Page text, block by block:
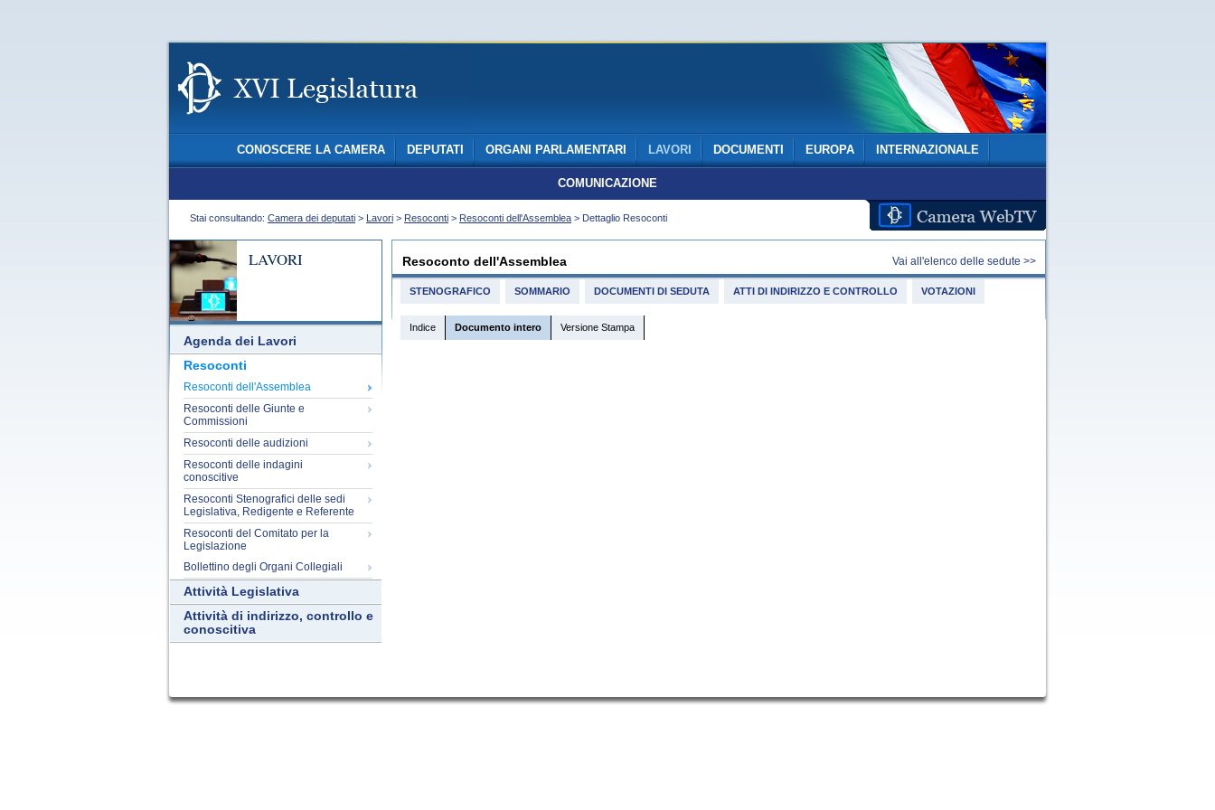
CONOSCERE LA CAMERA DEPUTATI ORGANI PARLAMENTARI LAVORI DOCUMENTI EUROPA INTERNAZIONALE
COMUNICAZIONE
Stai consultando: Camera dei deputati > Lavori > Resoconti > Resoconti dell'Assemblea > Dettaglio Resoconti
LAVORI
Agenda dei Lavori
Resoconti
Resoconti dell'Assemblea
Resoconti delle Giunte e
Commissioni
Resoconti delle audizioni
Resoconti delle indagini
conoscitive
Resoconti Stenografici delle sedi
Legislativa, Redigente e Referente
Resoconti del Comitato per la
Legislazione
Bollettino degli Organi Collegiali
Attività Legislativa
Attività di indirizzo, controllo e
conoscitiva
Resoconto dell'Assemblea Vai all'elenco delle sedute >>
STENOGRAFICO SOMMARIO DOCUMENTI DI SEDUTA ATTI DI INDIRIZZO E CONTROLLO VOTAZIONI
Indice Documento intero Versione Stampa